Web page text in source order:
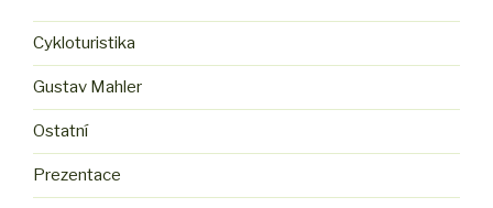
Cykloturistika
Gustav Mahler
Ostatní
Prezentace